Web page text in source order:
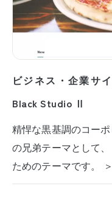
ビジネス・企業サ
Black Studio Ⅱ
精悍な黒基調のコー
の兄弟テーマとして
ためのテーマです。 ＞